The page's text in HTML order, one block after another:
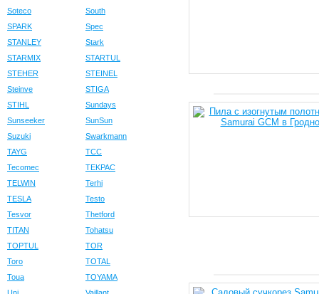
Soteco
South
SPARK
Spec
STANLEY
Stark
STARMIX
STARTUL
STEHER
STEINEL
Steinve
STIGA
STIHL
Sundays
Sunseeker
SunSun
Suzuki
Swarkmann
TAYG
TCC
Tecomec
TEKPAC
TELWIN
Terhi
TESLA
Testo
Tesvor
Thetford
TITAN
Tohatsu
TOPTUL
TOR
Toro
TOTAL
Toua
TOYAMA